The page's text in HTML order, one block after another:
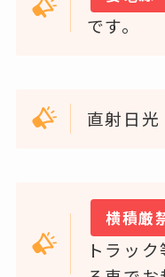
です。
直射日
横積厳
トラッ